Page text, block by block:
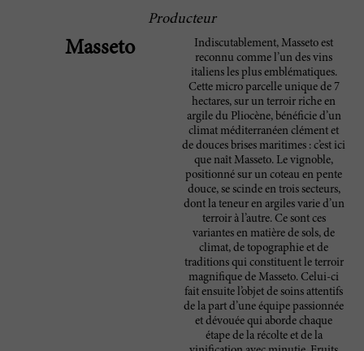
Producteur
Masseto
Indiscutablement, Masseto est
reconnu comme l’un des vins
italiens les plus emblématiques.
Cette micro parcelle unique de 7
hectares, sur un terroir riche en
argile du Pliocène, bénéficie d’un
climat méditerranéen clément et
de douces brises maritimes : c’est ici
que naît Masseto. Le vignoble,
positionné sur un coteau en pente
douce, se scinde en trois secteurs,
dont la teneur en argiles varie d’un
terroir à l’autre. Ce sont ces
variantes en matière de sols, de
climat, de topographie et de
traditions qui constituent le terroir
magnifique de Masseto. Celui-ci
fait ensuite l’objet de soins attentifs
de la part d’une équipe passionnée
et dévouée qui aborde chaque
étape de la récolte et de la